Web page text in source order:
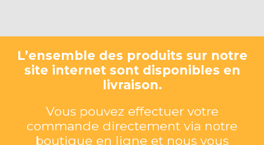
L’ensemble des produits sur notre
site internet sont disponibles en
livraison.
Vous pouvez effectuer votre
commande directement via notre
boutique en ligne et nous vous